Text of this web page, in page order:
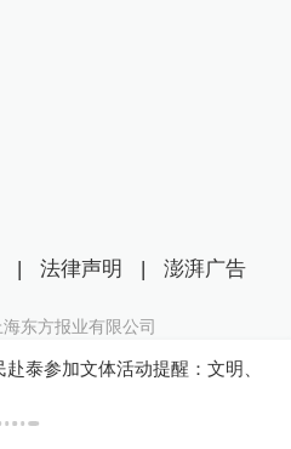
泰参加文体活动提醒：文明、
| 法律声明 | 澎湃广告
海东方报业有限公司
| 沪ICP备14003370号
可证：31120170006
号